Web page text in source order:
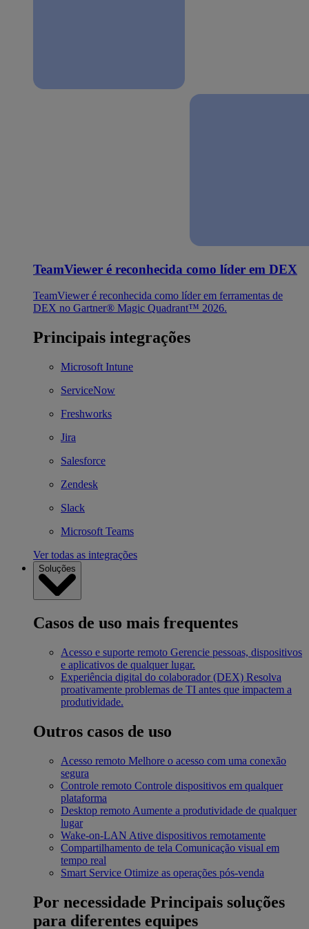
TeamViewer é reconhecida como líder em DEX
TeamViewer é reconhecida como líder em ferramentas de
DEX no Gartner® Magic Quadrant™ 2026.
Principais integrações
Microsoft Intune
ServiceNow
Freshworks
Jira
Salesforce
Zendesk
Slack
Microsoft Teams
Ver todas as integrações
Soluções
Casos de uso mais frequentes
Acesso e suporte remoto Gerencie pessoas, dispositivos
e aplicativos de qualquer lugar.
Experiência digital do colaborador (DEX) Resolva
proativamente problemas de TI antes que impactem a
produtividade.
Outros casos de uso
Acesso remoto Melhore o acesso com uma conexão
segura
Controle remoto Controle dispositivos em qualquer
plataforma
Desktop remoto Aumente a produtividade de qualquer
lugar
Wake-on-LAN Ative dispositivos remotamente
Compartilhamento de tela Comunicação visual em
tempo real
Smart Service Otimize as operações pós-venda
Por necessidade Principais soluções
para diferentes equipes